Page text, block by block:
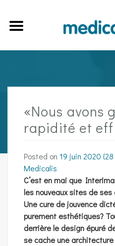
«Nous avons
rapidité et
Posted on 19 juin 2020
Medicalis
C’est en mai que
les nouveaux sites de
Une cure de jouvence
purement esthétiques?
derrière le design épuré
se cache une